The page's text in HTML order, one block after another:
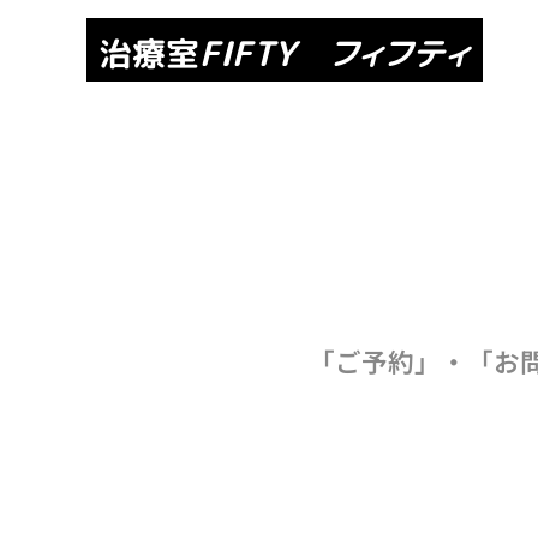
治療室FIFTY フィフティ
「ご予約」・「お